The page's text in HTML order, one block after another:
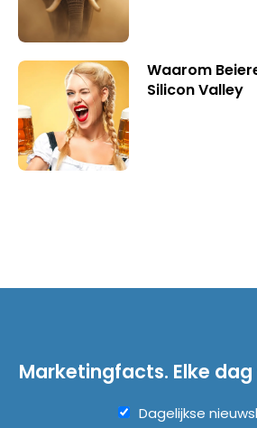
Waarom
Silicon Valley
Marketingfacts. Elke dag
Dagelijkse